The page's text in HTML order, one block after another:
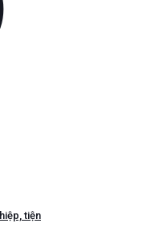
tiện